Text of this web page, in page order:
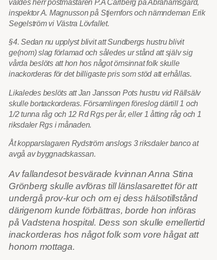
valdes herr postmästaren P.A Carlberg på Abrahamsgård,
inspektor A. Magnusson på Stjernfors och nämndeman Erik
Segelström vi Västra Lövfallet.
§4. Sedan nu upplyst blivit att Sundbergs hustru blivit
ge(nom) slag förlamad och således ur stånd att själv sig
vårda beslöts att hon hos något ömsinnat folk skulle
inackorderas för det billigaste pris som stöd att erhållas.
Likaledes beslöts att Jan Jansson Pots hustru vid Rällsälv
skulle bortackorderas. Församlingen föreslog därtill 1 och
1/2 tunna råg och 12 Rd Rgs per år, eller 1 åtting råg och 1
riksdaler Rgs i månaden.
Åt kopparslagaren Rydström anslogs 3 riksdaler banco at
avgå av byggnadskassan.
Av fallandesot besvärade kvinnan Anna Stina
Grönberg skulle avföras till länslasarettet för att
undergå prov-kur och om ej dess hälsotillstånd
därigenom kunde förbättras, borde hon införas
på Vadstena hospital. Dess son skulle emellertid
inackorderas hos något folk som vore hågat att
honom mottaga.